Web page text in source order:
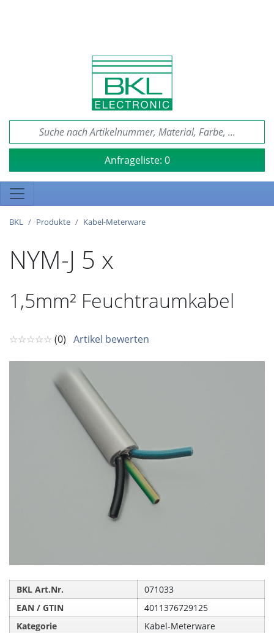
Anfrageliste: 0
BKL Produkte Kabel-Meterware
NYM-J 5 x
1,5mm² Feuchtraumkabel
☆☆☆☆☆ (0) Artikel bewerten
BKL Art.Nr.
071033
EAN / GTIN
4011376729125
Kategorie
Kabel-Meterware